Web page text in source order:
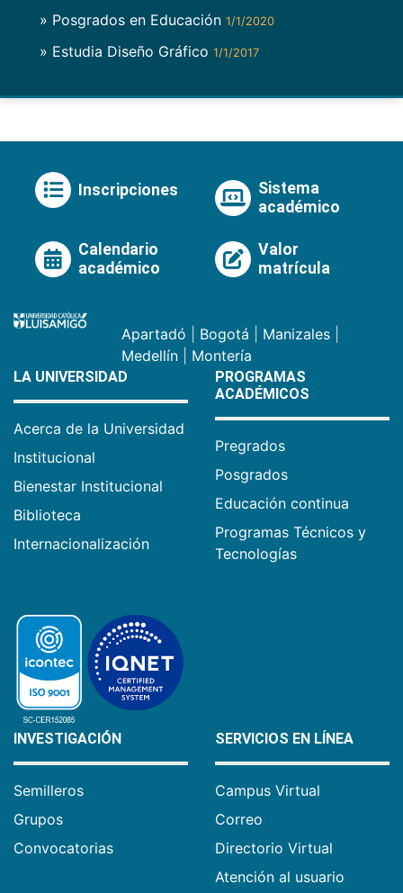
» Posgrados en Educación 1/1/2020
» Estudia Diseño Gráfico 1/1/2017
Inscripciones
Sistema
académico
Calendario
académico
Valor
matrícula
Apartadó Bogotá Manizales
Medellín
Montería
LA UNIVERSIDAD
Acerca de la Universidad
Institucional
Bienestar Institucional
Biblioteca
Internacionalización
PROGRAMAS
ACADÉMICOS
Pregrados
Posgrados
Educación continua
Programas Técnicos y
Tecnologías
INVESTIGACIÓN
Semilleros
Grupos
Convocatorias
SERVICIOS EN LÍNEA
Campus Virtual
Correo
Directorio Virtual
Atención al usuario